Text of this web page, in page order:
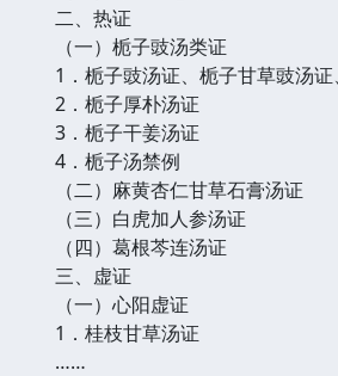
二、热证
（一）栀子豉汤类证
1．栀子豉汤证、栀子甘草豉汤
2．栀子厚朴汤证
3．栀子干姜汤证
4．栀子汤禁例
（二）麻黄杏仁甘草石膏汤证
（三）白虎加人参汤证
（四）葛根芩连汤证
三、虚证
（一）心阳虚证
1．桂枝甘草汤证
……